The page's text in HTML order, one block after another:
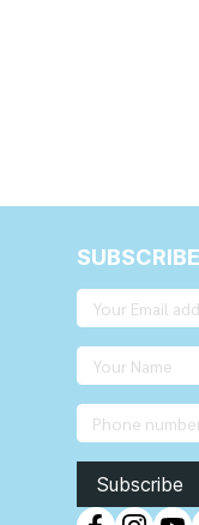
SUBSCRIBE
Subscribe